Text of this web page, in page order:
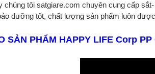
chúng tôi satgiare.com chuyên cung cấp
dưỡng tốt, chất lượng sản phẩm luôn
SẢN PHẨM HAPPY LIFE Corp